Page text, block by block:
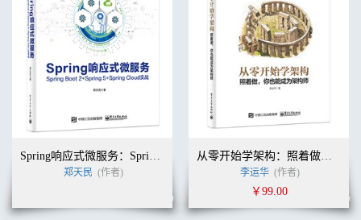
Spring响应式微服务：Spring Boot 2+Spring 5+Spring Cloud实战
郑天民 (作者)
从零开始学架构：照着做，你也能成为架构师
李运华 (作者)
￥99.00